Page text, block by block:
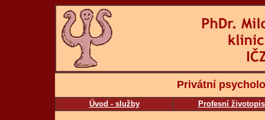
Privátní
Úvod - služby Profesní životopis